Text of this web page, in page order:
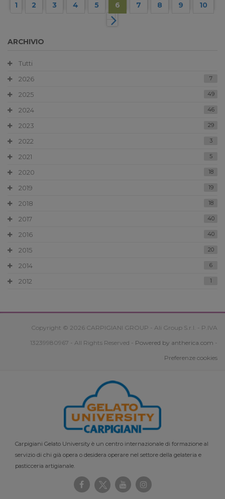
1 2 3 4 5 6 7 8 9 10
ARCHIVIO
Tutti
2026
7
2025 49
2024 46
2023 29
2022 3
2021 5
2020 18
2019 19
2018 18
2017 40
2016 40
2015 20
2014 6
2012 1
Copyright © 2026 CARPIGIANI GROUP - Ali Group S.r.l. - P.IVA
13239980967 - All Rights Reserved - Powered by antherica.com -
Preferenze cookies
Carpigiani Gelato University è un centro internazionale di formazione al
servizio di chi già opera o desidera operare nel settore della gelateria e
pasticceria artigianale.